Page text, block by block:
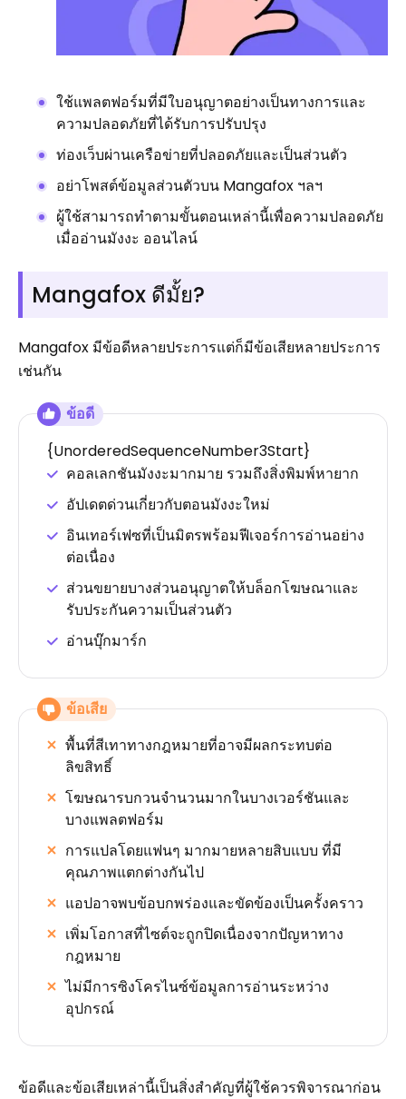
ใช้แพลตฟอร์มที่มีใบอนุญาตอย่างเป็นทางการและ
ความปลอดภัยที่ได้รับการปรับปรุง
ท่องเว็บผ่านเครือข่ายที่ปลอดภัยและเป็นส่วนตัว
อย่าโพสต์ข้อมูลส่วนตัวบน Mangafox ฯลฯ
ผู้ใช้สามารถทำตามขั้นตอนเหล่านี้เพื่อความปลอดภัย
เมื่ออ่านมังงะ ออนไลน์
Mangafox ดีมั้ย?
Mangafox มีข้อดีหลายประการแต่ก็มีข้อเสียหลายประการ
เช่นกัน
ข้อดี
{UnorderedSequenceNumber3Start}
คอลเลกชันมังงะมากมาย รวมถึงสิ่งพิมพ์หายาก
อัปเดตด่วนเกี่ยวกับตอนมังงะใหม่
อินเทอร์เฟซที่เป็นมิตรพร้อมฟีเจอร์การอ่านอย่าง
ต่อเนื่อง
ส่วนขยายบางส่วนอนุญาตให้บล็อกโฆษณาและ
รับประกันความเป็นส่วนตัว
อ่านบุ๊กมาร์ก
ข้อเสีย
พื้นที่สีเทาทางกฎหมายที่อาจมีผลกระทบต่อ
ลิขสิทธิ์
โฆษณารบกวนจำนวนมากในบางเวอร์ชันและ
บางแพลตฟอร์ม
การแปลโดยแฟนๆ มากมายหลายสิบแบบ ที่มี
คุณภาพแตกต่างกันไป
แอปอาจพบข้อบกพร่องและขัดข้องเป็นครั้งคราว
เพิ่มโอกาสที่ไซต์จะถูกปิดเนื่องจากปัญหาทาง
กฎหมาย
ไม่มีการซิงโครไนซ์ข้อมูลการอ่านระหว่าง
อุปกรณ์
ข้อดีและข้อเสียเหล่านี้เป็นสิ่งสำคัญที่ผู้ใช้ควรพิจารณาก่อน